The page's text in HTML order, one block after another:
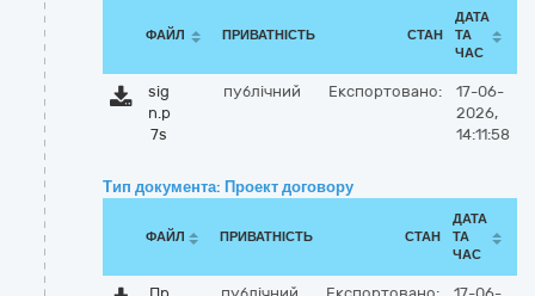
ФАЙЛ ПРИВАТНІСТЬ СТАН
ДАТА
ТА
ЧАС
sig
n.p
7s
публічний Експортовано:
17-06-
2026,
14:11:58
Тип документа: Проект договору
ФАЙЛ ПРИВАТНІСТЬ СТАН
ДАТА
ТА
ЧАС